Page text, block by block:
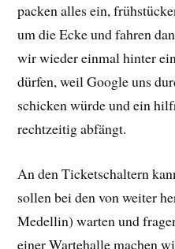
packen alles ein,
um die Ecke und fahren
wir wieder einmal hinter
dürfen, weil Google uns
schicken würde und ein
rechtzeitig abfängt.
An den Ticketschaltern
sollen bei den von weiter
Medellin) warten und
einer Wartehalle machen